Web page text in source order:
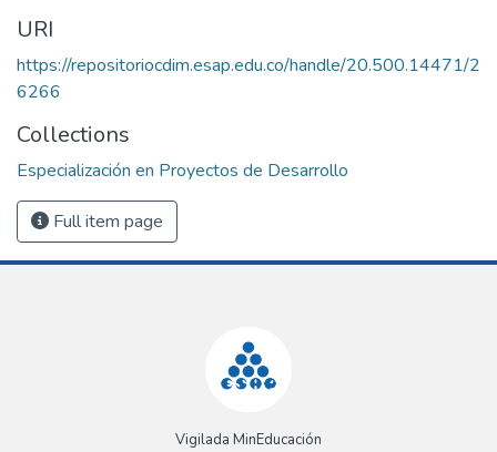
URI
https://repositoriocdim.esap.edu.co/handle/20.500.14471/2
6266
Collections
Especialización en Proyectos de Desarrollo
Full item page
Vigilada MinEducación